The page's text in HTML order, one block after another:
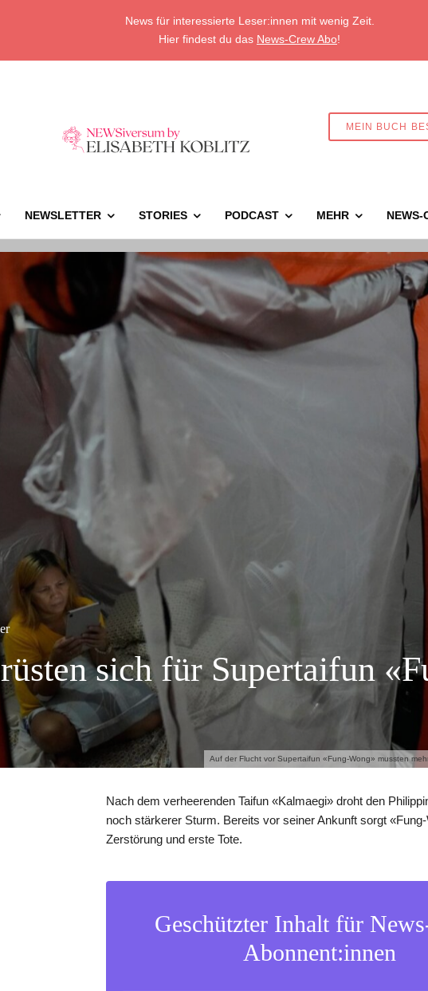
News für interessierte Leser:innen mit wenig Zeit.
Hier findest du das News-Crew Abo!
MEIN BUCH
NEWSLETTER STORIES PODCAST MEHR NEWS-
Auf der Flucht vor Supertaifun «Fung-Wong» mussten
sich für Supertaifun
Nach dem verheerenden Taifun «Kalmaegi» droht den
noch stärkerer Sturm. Bereits vor seiner Ankunft sorgt
Zerstörung und erste Tote.
Geschützter Inhalt für
Abonnent:innen